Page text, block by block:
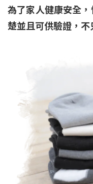
為了家人健康安全
楚並且可供驗證，